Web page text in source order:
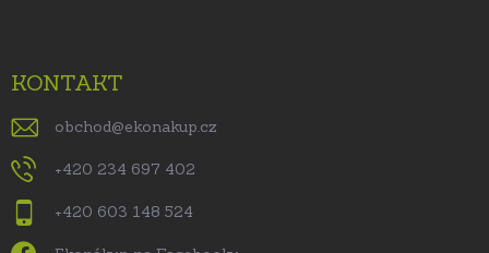
KONTAKT
obchod@ekonakup.cz
+420 234 697 402
+420 603 148 524